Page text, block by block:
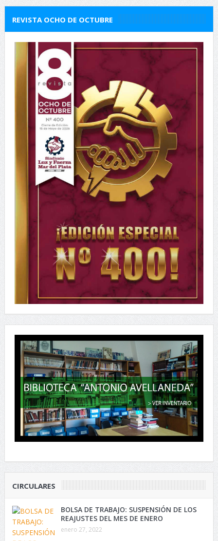
REVISTA OCHO DE OCTUBRE
CIRCULARES
BOLSA DE TRABAJO: SUSPENSIÓN DE LOS
REAJUSTES DEL MES DE ENERO
enero 27, 2022